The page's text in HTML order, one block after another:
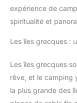
expérience de
spiritualité et
Les îles grecques :
Les îles grecques
rêve, et le camping
la plus grande des